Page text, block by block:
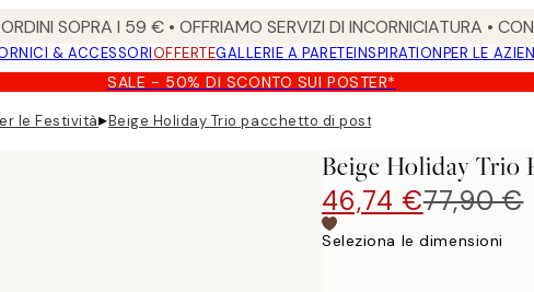
SOPRA I 59 € • OFFRIAMO SERVIZI DI INCORNICIATURA •
& ACCESSORIOFFERTEGALLERIE A PARETEINSPIRATIONPER LE
SALE - 50% DI SCONTO SUI POSTER*
le Festività▸Beige Holiday Trio pacchetto di poster
Beige Holiday Trio
46,74 €77,90 €
Seleziona le dimensioni